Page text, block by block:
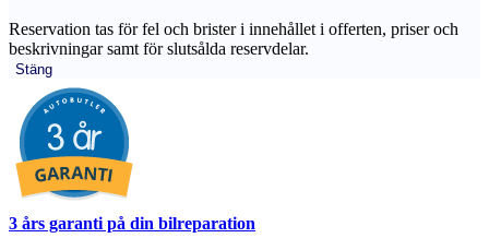
Reservation tas för fel och brister i innehållet i offerten, priser och
beskrivningar samt för slutsålda reservdelar.
Stäng
3 års garanti på din bilreparation